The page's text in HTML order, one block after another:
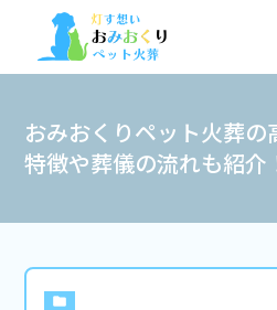
おみおくりペット火葬の
特徴や葬儀の流れも紹介
folder